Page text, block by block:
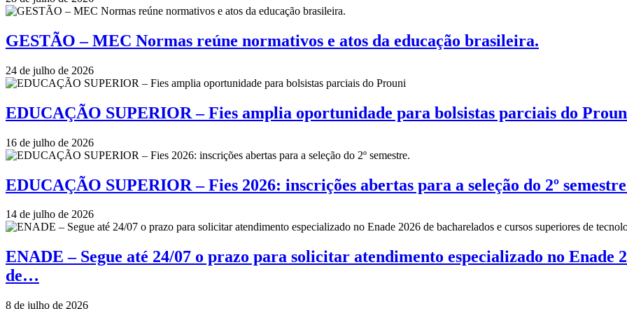
GESTÃO – MEC Normas reúne normativos e atos da educação brasileira.
24 de julho de 2026
EDUCAÇÃO SUPERIOR – Fies amplia oportunidade para bolsistas parciais do
16 de julho de 2026
EDUCAÇÃO SUPERIOR – Fies 2026: inscrições abertas para a seleção do 2º
14 de julho de 2026
ENADE – Segue até 24/07 o prazo para solicitar atendimento especializado no Enade
de…
8 de julho de 2026